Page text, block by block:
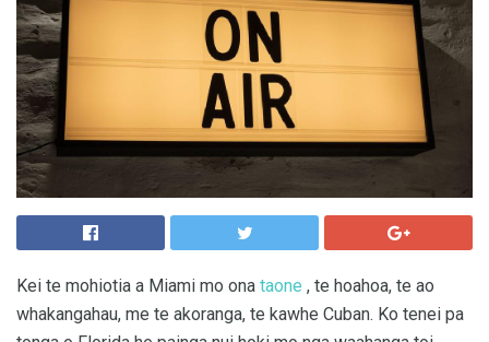
Kei te mohiotia a Miami mo ona taone , te hoahoa, te ao
whakangahau, me te akoranga, te kawhe Cuban. Ko tenei pa